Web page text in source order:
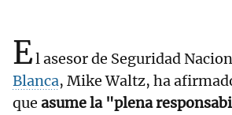
El asesor de Seguridad
Blanca, Mike Waltz, ha
que asume la "plena